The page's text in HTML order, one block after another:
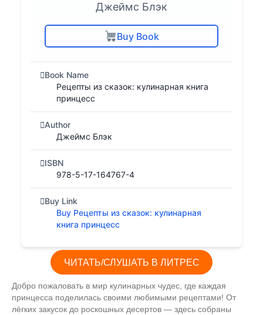
Джеймс Блэк
Buy Book
Book Name
Рецепты из сказок: кулинарная книга
принцесс
Author
Джеймс Блэк
ISBN
978-5-17-164767-4
Buy Link
Buy Рецепты из сказок: кулинарная
книга принцесс
ЧИТАТЬ/СЛУШАТЬ В ЛИТРЕС
Добро пожаловать в мир кулинарных чудес, где каждая
принцесса поделилась своими любимыми рецептами! От
лёгких закусок до роскошных десертов — здесь собраны